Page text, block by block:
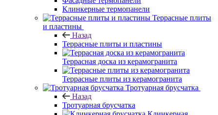
Клинкерные термопанели
Террасные плиты
и пластины
Назад
Террасные плиты и пластины
Террасная доска из керамогранита
Террасные плиты из керамогранита
Тротуарная брусчатка
Назад
Тротуарная брусчатка